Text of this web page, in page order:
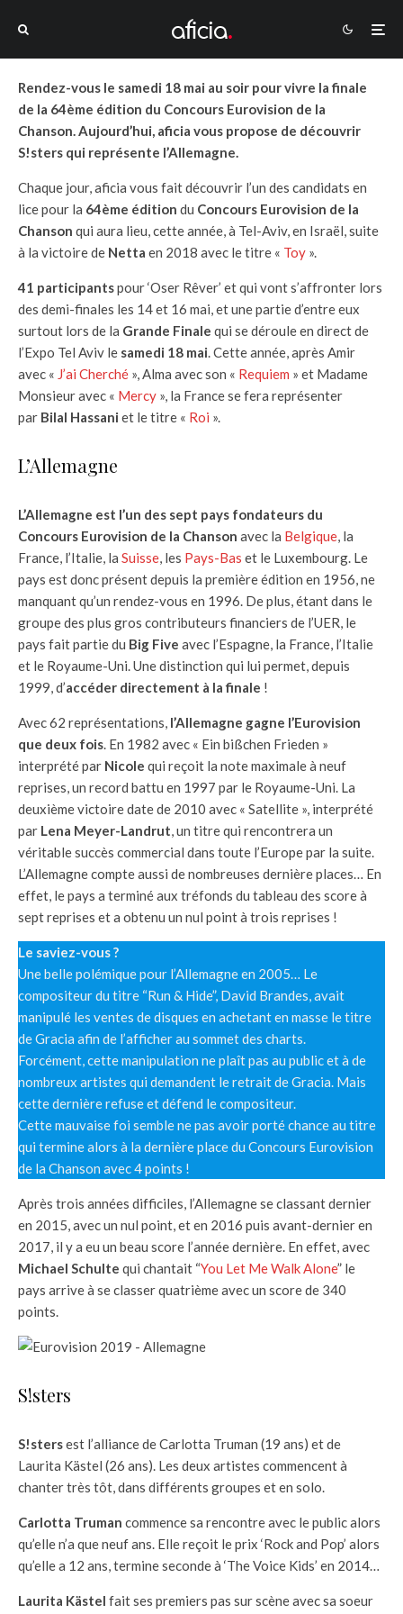
Rendez-vous le samedi 18 mai au soir pour vivre la finale
de la 64ème édition du Concours Eurovision de la
Chanson. Aujourd’hui, aficia vous propose de découvrir
S!sters qui représente l’Allemagne.
Chaque jour, aficia vous fait découvrir l’un des candidats en
lice pour la 64ème édition du Concours Eurovision de la
Chanson qui aura lieu, cette année, à Tel-Aviv, en Israël, suite
à la victoire de Netta en 2018 avec le titre « Toy ».
41 participantspour ‘Oser Rêver’ et qui vont s’affronter lors
des demi-finales les 14 et 16 mai, et une partie d’entre eux
surtout lors de la Grande Finale qui se déroule en direct de
l’Expo Tel Aviv le samedi 18 mai. Cette année, après Amir
avec « J’ai Cherché », Alma avec son « Requiem » et Madame
Monsieur avec « Mercy », la France se fera représenter
par Bilal Hassani et le titre « Roi ».
L’Allemagne
L’Allemagne est l’un des sept pays fondateurs du
Concours Eurovision de la Chanson avec la Belgique, la
France, l’Italie, la Suisse, les Pays-Bas et le Luxembourg. Le
pays est donc présent depuis la première édition en 1956, ne
manquant qu’un rendez-vous en 1996. De plus, étant dans le
groupe des plus gros contributeurs financiers de l’UER, le
pays fait partie du Big Five avec l’Espagne, la France, l’Italie
et le Royaume-Uni. Une distinction qui lui permet, depuis
1999, d’accéder directement à la finale !
Avec 62 représentations, l’Allemagne gagne l’Eurovision
que deux fois. En 1982 avec « Ein bißchen Frieden »
interprété par Nicole qui reçoit la note maximale à neuf
reprises, un record battu en 1997 par le Royaume-Uni. La
deuxième victoire date de 2010 avec « Satellite », interprété
par Lena Meyer-Landrut, un titre qui rencontrera un
véritable succès commercial dans toute l’Europe par la suite.
L’Allemagne compte aussi de nombreuses dernière places… En
effet, le pays a terminé aux tréfonds du tableau des score à
sept reprises et a obtenu un nul point à trois reprises !
Le saviez-vous ?
Une belle polémique pour l’Allemagne en 2005… Le
compositeur du titre “Run & Hide”, David Brandes, avait
manipulé les ventes de disques en achetant en masse le titre
de Gracia afin de l’afficher au sommet des charts.
Forcément, cette manipulation ne plaît pas au public et à de
nombreux artistes qui demandent le retrait de Gracia. Mais
cette dernière refuse et défend le compositeur.
Cette mauvaise foi semble ne pas avoir porté chance au titre
qui termine alors à la dernière place du Concours Eurovision
de la Chanson avec 4 points !
Après trois années difficiles, l’Allemagne se classant dernier
en 2015, avec un nul point, et en 2016 puis avant-dernier en
2017, il y a eu un beau score l’année dernière. En effet, avec
Michael Schulte qui chantait “You Let Me Walk Alone” le
pays arrive à se classer quatrième avec un score de 340
points.
S!sters
S!stersest l’alliance de Carlotta Truman (19 ans) et de
Laurita Kästel (26 ans). Les deux artistes commencent à
chanter très tôt, dans différents groupes et en solo.
Carlotta Truman commence sa rencontre avec le public alors
qu’elle n’a que neuf ans. Elle reçoit le prix ‘Rock and Pop’ alors
qu’elle a 12 ans, termine seconde à ‘The Voice Kids’ en 2014…
Laurita Kästel fait ses premiers pas sur scène avec sa soeur